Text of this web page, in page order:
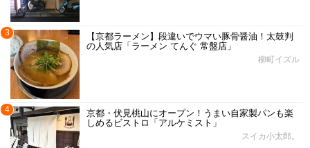
3
【京都ラーメン】段違いでウマい豚骨醤油！太鼓判
の人気店「ラーメン てんぐ 常盤店」
柳町イズル
4
京都・伏見桃山にオープン！うまい自家製パンも楽
しめるビストロ「アルケミスト」
スイカ小太郎。